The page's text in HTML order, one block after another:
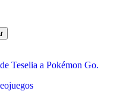
Teselia a Pokémon Go.